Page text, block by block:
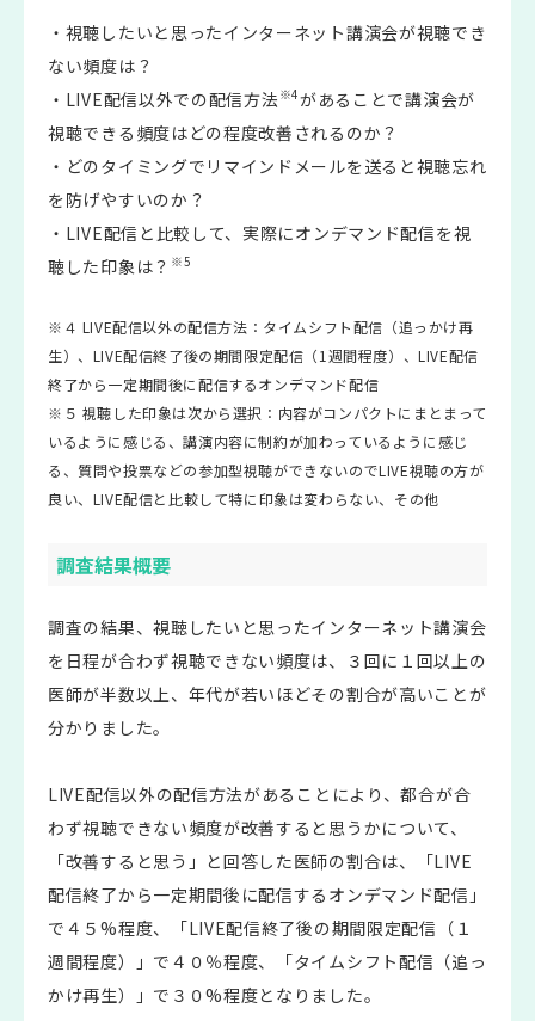
・視聴したいと思ったインターネット講演会が視聴でき
ない頻度は？
・LIVE配信以外での配信方法 ※4があることで講演会が
視聴できる頻度はどの程度改善されるのか？
・どのタイミングでリマインドメールを送ると視聴忘れ
を防げやすいのか？
・LIVE配信と比較して、実際にオンデマンド配信を視
聴した印象は？ ※5
※４ LIVE配信以外の配信方法：タイムシフト配信（追っかけ再
生）、LIVE配信終了後の期間限定配信（1週間程度）、LIVE配信
終了から一定期間後に配信するオンデマンド配信
※５ 視聴した印象は次から選択：内容がコンパクトにまとまって
いるように感じる、講演内容に制約が加わっているように感じ
る、質問や投票などの参加型視聴ができないのでLIVE視聴の方が
良い、LIVE配信と比較して特に印象は変わらない、その他
調査結果概要
調査の結果、視聴したいと思ったインターネット講演会
を日程が合わず視聴できない頻度は、３回に１回以上の
医師が半数以上、年代が若いほどその割合が高いことが
分かりました。
LIVE配信以外の配信方法があることにより、都合が合
わず視聴できない頻度が改善すると思うかについて、
「改善すると思う」と回答した医師の割合は、「LIVE
配信終了から一定期間後に配信するオンデマンド配信」
で４５%程度、「LIVE配信終了後の期間限定配信（１
週間程度）」で４０％程度、「タイムシフト配信（追っ
かけ再生）」で３０%程度となりました。